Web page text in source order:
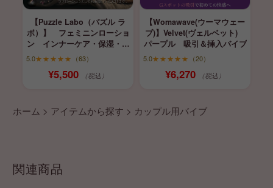
【Puzzle Labo（パズル ラ
ボ）】 フェミニンローショ
ン インナーケア・保湿・育
膣
5.0★★★★★ （63）
¥5,500 （税込）
【Womawave(ウーマウェー
ブ)】Velvet(ヴェルベット)
パープル 吸引＆挿入バイブ
5.0★★★★★ （20）
¥6,270 （税込）
ホーム > アイテムから探す > カップル用バイブ
関連商品